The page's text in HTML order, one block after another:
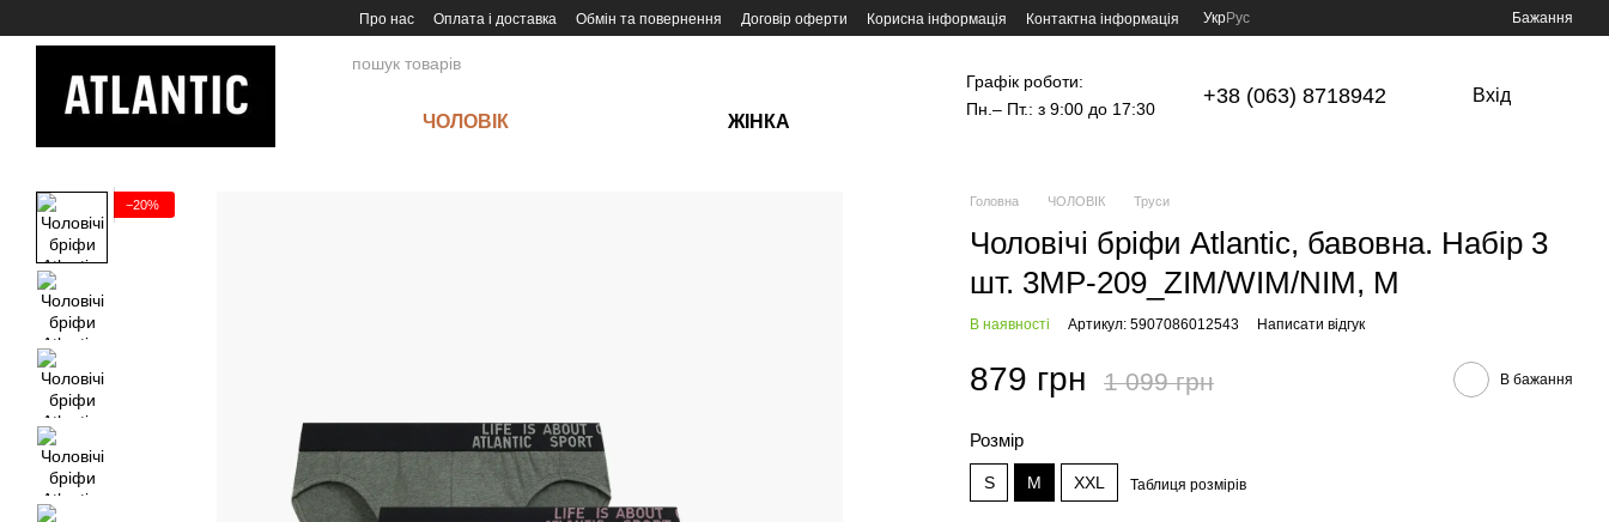
Про нас Оплата і доставка Обмін та повернення Договір оферти Корисна інформація Контактна інформація УкрРус Бажання
ЧОЛОВІК ЖІНКА
Графік роботи:
Пн.– Пт.: з 9:00 до 17:30
+38 (063) 8718942 Вхід
−20% Головна ЧОЛОВІК Труси
Чоловічі бріфи Atlantic, бавовна. Набір 3
шт. 3MP-209_ZIM/WIM/NIM, M
В наявності Артикул: 5907086012543 Написати відгук
879 грн 1 099 грн В бажання
Розмір
S M XXL Таблиця розмірів